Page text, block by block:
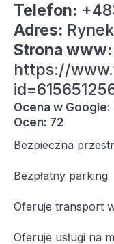
Telefon:
Adres:
Strona www:
https://
Ocena w Google:
Ocen: 72
Bezpieczna
Bezpłatny parking
Oferuje transport
Oferuje usługi na